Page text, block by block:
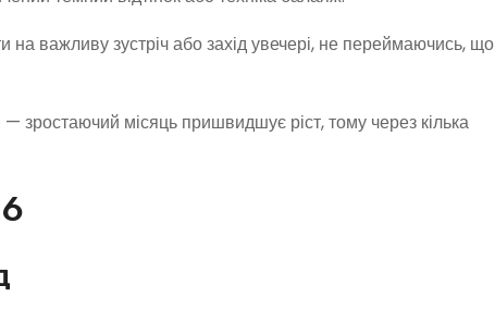
важливу зустріч або захід увечері, не переймаючись, що
зростаючий місяць пришвидшує ріст, тому через кілька